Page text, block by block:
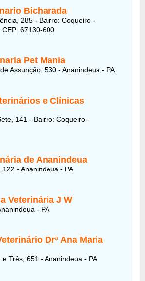
Bicharada
285 - Bairro: Coqueiro -
CEP: 67130-600
Pet Mania
Assunção, 530 - Ananindeua - PA
e Clínicas
141 - Bairro: Coqueiro -
de Ananindeua
122 - Ananindeua - PA
Veterinária J W
- PA
Drª Ana Maria
e Três, 651 - Ananindeua - PA